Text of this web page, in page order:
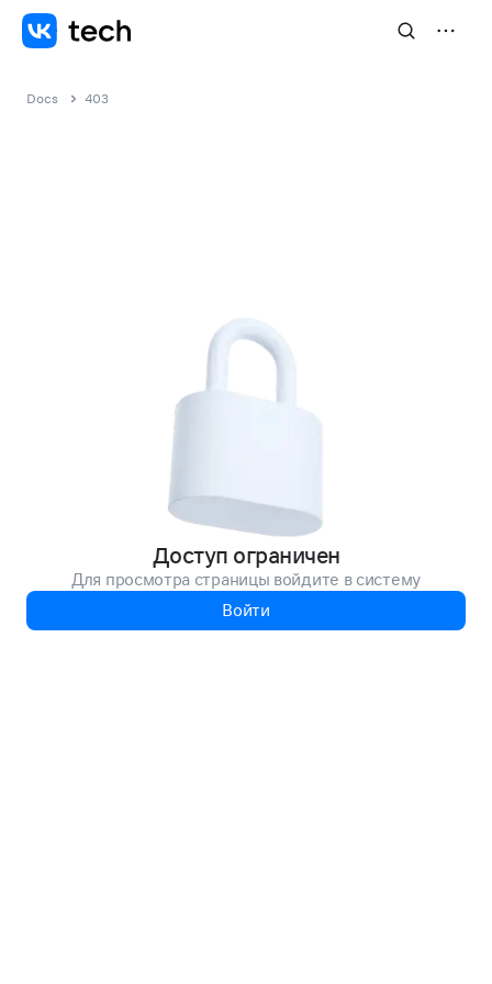
Docs 403
Доступ ограничен
Для просмотра страницы войдите в систему
Войти